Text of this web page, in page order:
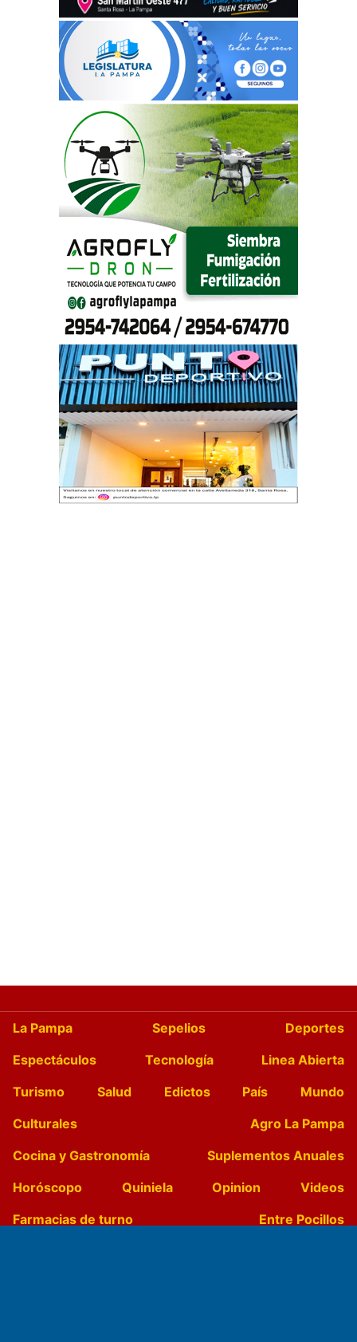
La Pampa Sepelios
Deportes
Espectáculos
Tecnología
Linea Abierta
Turismo
Salud Edictos País
Mundo
Culturales
Agro La Pampa
Cocina y Gastronomía
Suplementos Anuales
Horóscopo
Quiniela Opinion
Videos
Farmacias de turno
Entre Pocillos